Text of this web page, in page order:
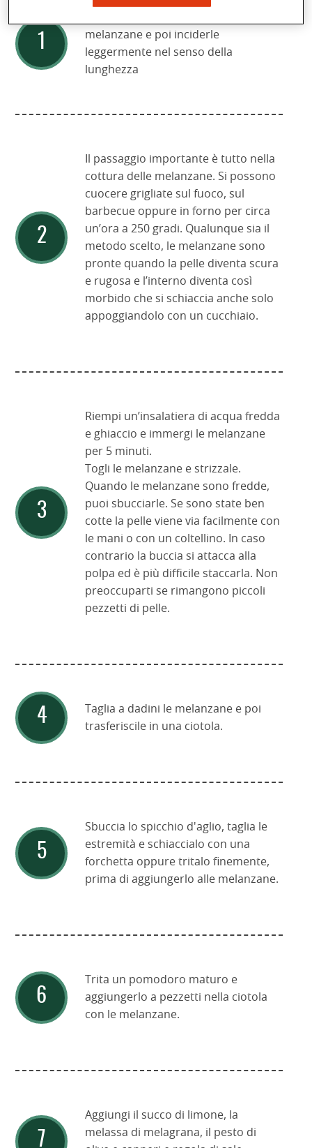
melanzane e poi inciderle
leggermente nel senso della
lunghezza
Il passaggio importante è tutto nella
cottura delle melanzane. Si possono
cuocere grigliate sul fuoco, sul
barbecue oppure in forno per circa
un’ora a 250 gradi. Qualunque sia il
metodo scelto, le melanzane sono
pronte quando la pelle diventa scura
e rugosa e l’interno diventa così
morbido che si schiaccia anche solo
appoggiandolo con un cucchiaio.
Riempi un’insalatiera di acqua fredda
e ghiaccio e immergi le melanzane
per 5 minuti.
Togli le melanzane e strizzale.
Quando le melanzane sono fredde,
puoi sbucciarle. Se sono state ben
cotte la pelle viene via facilmente con
le mani o con un coltellino. In caso
contrario la buccia si attacca alla
polpa ed è più difficile staccarla. Non
preoccuparti se rimangono piccoli
pezzetti di pelle.
Taglia a dadini le melanzane e poi
trasferiscile in una ciotola.
Sbuccia lo spicchio d'aglio, taglia le
estremità e schiaccialo con una
forchetta oppure tritalo finemente,
prima di aggiungerlo alle melanzane.
Trita un pomodoro maturo e
aggiungerlo a pezzetti nella ciotola
con le melanzane.
Aggiungi il succo di limone, la
melassa di melagrana, il pesto di